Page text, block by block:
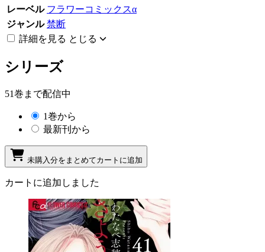
レーベル フラワーコミックスα
ジャンル 禁断
詳細を見る とじる
シリーズ
51巻まで配信中
1巻から
最新刊から
未購入分をまとめてカートに追加
カートに追加しました